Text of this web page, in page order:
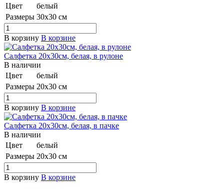
Цвет
белый
Размеры 30х30 см
В корзину В корзине
Салфетка 20х30см, белая, в рулoне
В наличии
Цвет
белый
Размеры 20х30 см
В корзину В корзине
Салфетка 20х30см, белая, в пaчке
В наличии
Цвет
белый
Размеры 20х30 см
В корзину В корзине